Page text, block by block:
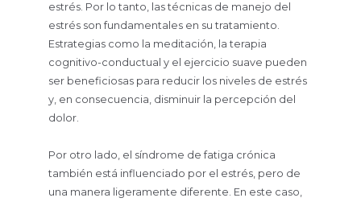
estrés. Por lo tanto, las técnicas de manejo del
estrés son fundamentales en su tratamiento.
Estrategias como la meditación, la terapia
cognitivo-conductual y el ejercicio suave pueden
ser beneficiosas para reducir los niveles de estrés
y, en consecuencia, disminuir la percepción del
dolor.
Por otro lado, el síndrome de fatiga crónica
también está influenciado por el estrés, pero de
una manera ligeramente diferente. En este caso,